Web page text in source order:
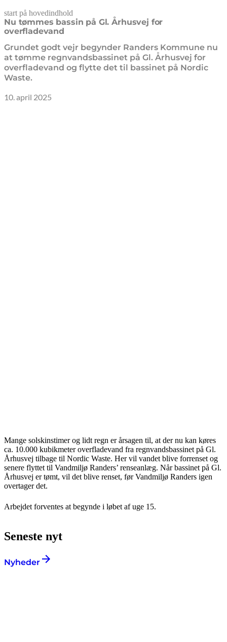
start på hovedindhold
Nu tømmes bassin på Gl. Århusvej for
overfladevand
Grundet godt vejr begynder Randers Kommune nu
at tømme regnvandsbassinet på Gl. Århusvej for
overfladevand og flytte det til bassinet på Nordic
Waste.
10. april 2025
senest opdateret 19. februar 2026
Mange solskinstimer og lidt regn er årsagen til, at der nu kan køres
ca. 10.000 kubikmeter overfladevand fra regnvandsbassinet på Gl.
Århusvej tilbage til Nordic Waste. Her vil vandet blive forrenset og
senere flyttet til Vandmiljø Randers’ renseanlæg. Når bassinet på Gl.
Århusvej er tømt, vil det blive renset, før Vandmiljø Randers igen
overtager det.
Arbejdet forventes at begynde i løbet af uge 15.
Seneste nyt
Nyheder